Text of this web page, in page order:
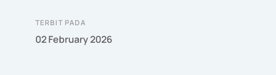
TERBIT PADA
02 February 2026